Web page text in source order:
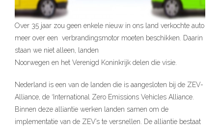
Over 35 jaar zou geen enkele nieuw in ons land verkochte auto
meer over een verbrandingsmotor moeten beschikken. Daarin
staan we niet alleen, landen
Noorwegen en het Verenigd Koninkrijk delen die visie.
Nederland is een van de landen die is aangesloten bij de ZEV-
Alliance, de ‘International Zero Emissions Vehicles Alliance.
Binnen deze alliantie werken landen samen om de
implementatie van de ZEV’s te versnellen. De alliantie bestaat